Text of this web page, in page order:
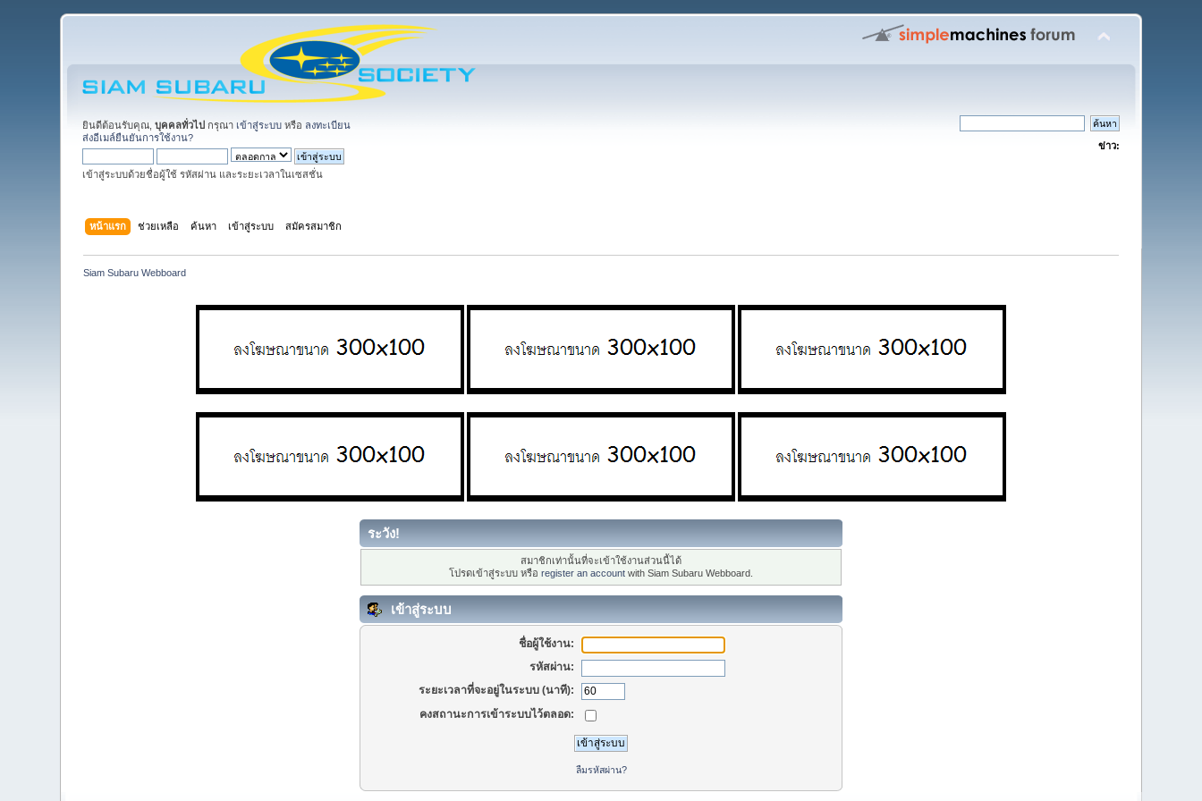
ยินดีต้อนรับคุณ,บุคคลทั่วไป กรุณา เข้าสู่ระบบ หรือ ลงทะเบียน
ส่งอีเมล์ยืนยันการใช้งาน?
เข้าสู่ระบบด้วยชื่อผู้ใช้ รหัสผ่าน และระยะเวลาในเซสชั่น
ข่าว:
หน้าแรก ช่วยเหลือ ค้นหา เข้าสู่ระบบ สมัครสมาชิก
Siam Subaru Webboard
ระวัง!
สมาชิกเท่านั้นที่จะเข้าใช้งานส่วนนี้ได้
โปรดเข้าสู่ระบบ หรือ register an account with Siam Subaru Webboard.
เข้าสู่ระบบ
ชื่อผู้ใช้งาน:
รหัสผ่าน:
ระยะเวลาที่จะอยู่ในระบบ (นาที):
คงสถานะการเข้าระบบไว้ตลอด:
ลืมรหัสผ่าน?